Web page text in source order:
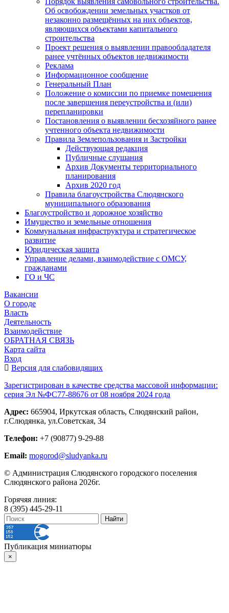
Об освобождении земельных участков от
незаконно размещённых на них объектов,
являющихся объектами капитального
строительства
Проект решения о выявлении правообладателя
ранее учтённых объектов недвижимости
Реклама
Информационное сообщение
Генеральный План
Положение о комиссии по приемке помещения
после завершения переустройства и (или)
перепланировки
Постановления о выявлении бесхозяйного ранее
учтенного объекта недвижимости
Правила Землепользования и Застройки
Действующая редакция
Публичные слушания
Архив Документы территориального
планирования
Архив 2020 год
Правила благоустройства Слюдянского
муниципального образования
Благоустройство и дорожное хозяйство
Имущество и земельные отношения
Коммунальная инфраструктура и стратегическое
развитие
Юридическая защита
Управление делами, взаимодействие с ОМСУ,
гражданами
ГО и ЧС
Вакансии
О городе
Власть
Деятельность
Взаимодействие
ОБРАТНАЯ СВЯЗЬ
Карта сайта
Вход
Версия для слабовидящих
Зарегистрирован в качестве средства массовой информации:
серия Эл №ФС77-88676 от 08 ноября 2024 года
Адрес: 665904, Иркутская область, Слюдянский район,
г.Слюдянка, ул.Советская, 34
Телефон: +7 (90877) 9-29-88
Email: mogorod@sludyanka.ru
© Администрация Слюдянского городского поселения
Слюдянского района 2026г.
Горячяя линия:
8 (395) 445-29-11
Публикация миниатюры
×